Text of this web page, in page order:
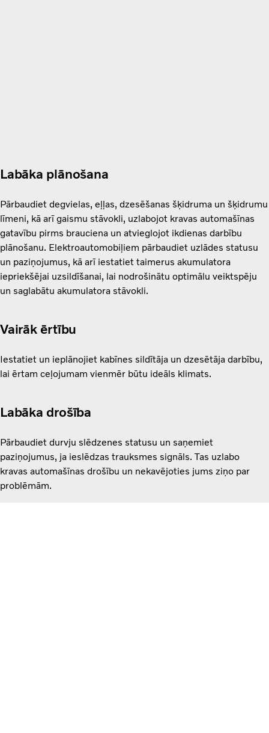
Labāka plānošana
Pārbaudiet degvielas, eļļas, dzesēšanas šķidruma un šķidrumu
līmeni, kā arī gaismu stāvokli, uzlabojot kravas automašīnas
gatavību pirms brauciena un atvieglojot ikdienas darbību
plānošanu. Elektroautomobiļiem pārbaudiet uzlādes statusu
un paziņojumus, kā arī iestatiet taimerus akumulatora
iepriekšējai uzsildīšanai, lai nodrošinātu optimālu veiktspēju
un saglabātu akumulatora stāvokli.
Vairāk ērtību
Iestatiet un ieplānojiet kabīnes sildītāja un dzesētāja darbību,
lai ērtam ceļojumam vienmēr būtu ideāls klimats.
Labāka drošība
Pārbaudiet durvju slēdzenes statusu un saņemiet
paziņojumus, ja ieslēdzas trauksmes signāls. Tas uzlabo
kravas automašīnas drošību un nekavējoties jums ziņo par
problēmām.